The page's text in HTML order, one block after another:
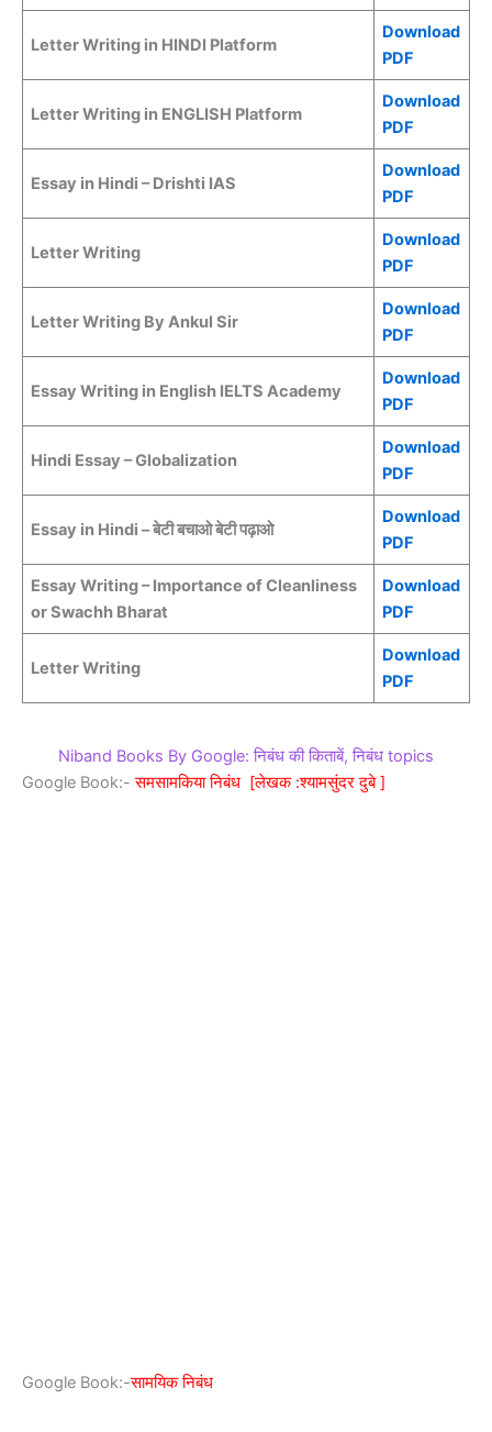
Letter Writing in HINDI Platform
Download
PDF
Letter Writing in ENGLISH Platform
Download
PDF
Essay in Hindi – Drishti IAS
Download
PDF
Letter Writing
Download
PDF
Letter Writing By Ankul Sir
Download
PDF
Essay Writing in English IELTS Academy
Download
PDF
Hindi Essay – Globalization
Download
PDF
Essay in Hindi – बेटी बचाओ बेटी पढ़ाओ
Download
PDF
Essay Writing – Importance of Cleanliness
or Swachh Bharat
Download
PDF
Letter Writing
Download
PDF
Niband Books By Google: निबंध की किताबें, निबंध topics
Google Book:- समसामकिया निबंध [लेखक :श्यामसुंदर दुबे ]
Google Book:-सामयिक निबंध